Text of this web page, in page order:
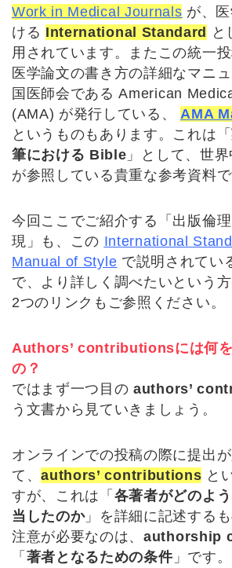
Work in Medical Journals が、
ける International Standard と
用されています。またこの統一投
医学論文の書き方の詳細なマニ
国医師会である American
(AMA) が発行している、 AMA
というものもあります。これは「
筆における Bible 」として、世
が参照している貴重な参考資料で
今回ここでご紹介する「出版倫
現」も、この International
Manual of Style で説明されてい
で、より詳しく調べたいという
2つのリンクもご参照ください。
Authors’ contributionsには何
の？
ではまず一つ目のauthors’
う文書から見ていきましょう。
オンラインでの投稿の際に提出
て、authors’ contributions と
すが、これは「 各著者がどのよ
当したのか」を詳細に記述する
注意が必要なのは、authorship
「 著者となるための条件」です